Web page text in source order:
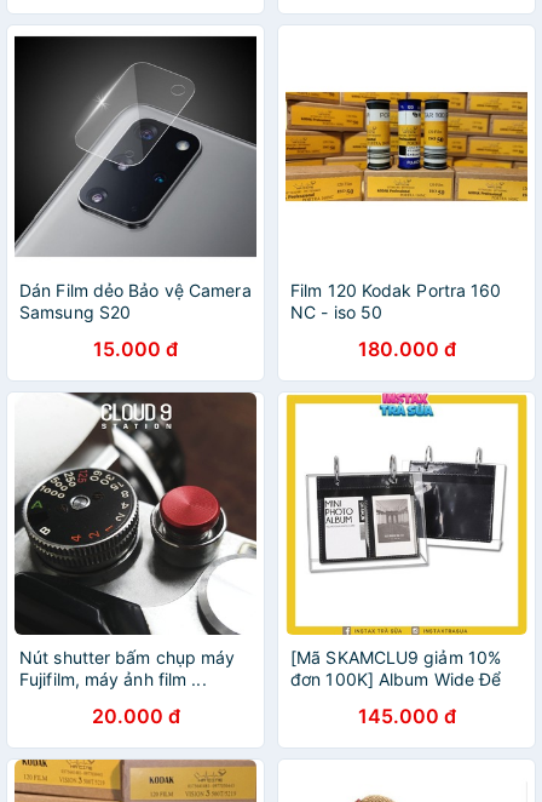
Dán Film dẻo Bảo vệ Camera
Samsung S20
15.000 đ
Film 120 Kodak Portra 160
NC - iso 50
180.000 đ
Nút shutter bấm chụp máy
Fujifilm, máy ảnh film ...
20.000 đ
[Mã SKAMCLU9 giảm 10%
đơn 100K] Album Wide Để
145.000 đ